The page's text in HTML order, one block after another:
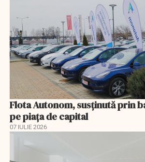
Flota Autonom, susținută prin
pe piața de capital
07 IULIE 2026